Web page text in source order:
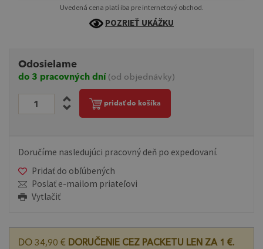
Uvedená cena platí iba pre internetový obchod.
POZRIEŤ UKÁŽKU
Odosielame
do 3 pracovných dní (od objednávky)
pridať do košíka
Doručíme nasledujúci pracovný deň po expedovaní.
Pridať do obľúbených
Poslať e-mailom priateľovi
Vytlačiť
DO 34,90 € DORUČENIE CEZ PACKETU LEN ZA 1 €.